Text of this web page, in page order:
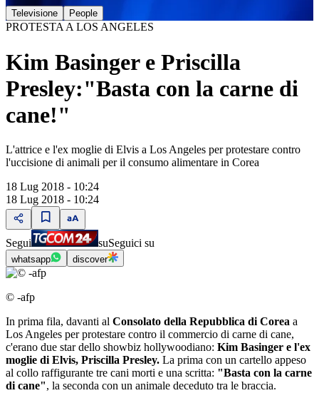
Televisione People
PROTESTA A LOS ANGELES
Kim Basinger e Priscilla
Presley:"Basta con la carne di
cane!"
L'attrice e l'ex moglie di Elvis a Los Angeles per protestare contro
l'uccisione di animali per il consumo alimentare in Corea
18 Lug 2018 - 10:24
18 Lug 2018 - 10:24
Segui suSeguici su
whatsapp discover
© -afp
In prima fila, davanti al Consolato della Repubblica di Corea a
Los Angeles per protestare contro il commercio di carne di cane,
c'erano due star dello showbiz hollywoodiano: Kim Basinger e l'ex
moglie di Elvis, Priscilla Presley. La prima con un cartello appeso
al collo raffigurante tre cani morti e una scritta: "Basta con la carne
di cane", la seconda con un animale deceduto tra le braccia.